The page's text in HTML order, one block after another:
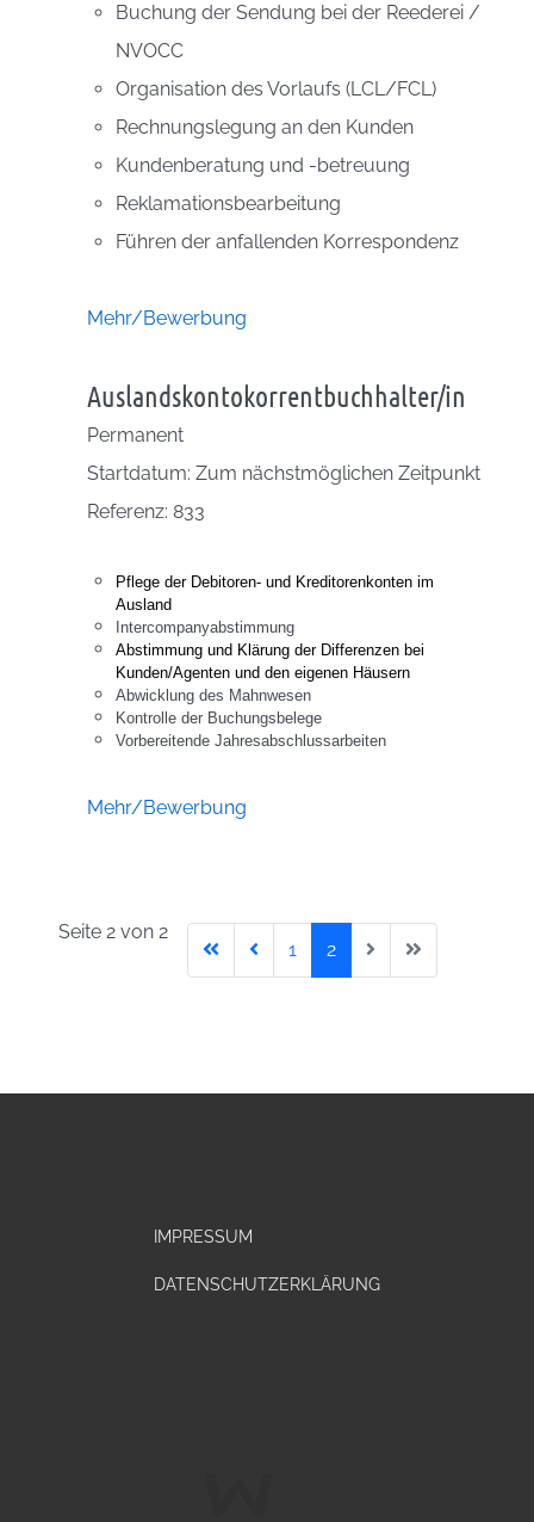
Buchung der Sendung bei der Reederei /
NVOCC
Organisation des Vorlaufs (LCL/FCL)
Rechnungslegung an den Kunden
Kundenberatung und -betreuung
Reklamationsbearbeitung
Führen der anfallenden Korrespondenz
Mehr/Bewerbung
Auslandskontokorrentbuchhalter/in
Permanent
Startdatum: Zum nächstmöglichen Zeitpunkt
Referenz: 833
Pflege der Debitoren- und Kreditorenkonten im
Ausland
Intercompanyabstimmung
Abstimmung und Klärung der Differenzen bei
Kunden/Agenten und den eigenen Häusern
Abwicklung des Mahnwesen
Kontrolle der Buchungsbelege
Vorbereitende Jahresabschlussarbeiten
Mehr/Bewerbung
Seite 2 von 2
1 2
IMPRESSUM
DATENSCHUTZERKLÄRUNG